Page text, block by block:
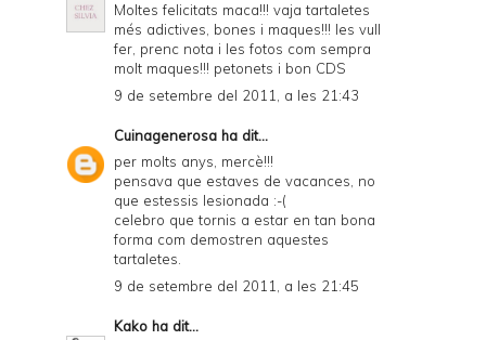
i
e
n
d
l
y
a
n
d
P
Moltes felicitats maca!!! vaja tartaletes
més adictives, bones i maques!!! les vull
fer, prenc nota i les fotos com sempra
molt maques!!! petonets i bon CDS
9 de setembre del 2011, a les 21:43
Cuinagenerosa ha dit...
per molts anys, mercè!!!
pensava que estaves de vacances, no
que estessis lesionada :-(
celebro que tornis a estar en tan bona
forma com demostren aquestes
tartaletes.
9 de setembre del 2011, a les 21:45
Kako ha dit...